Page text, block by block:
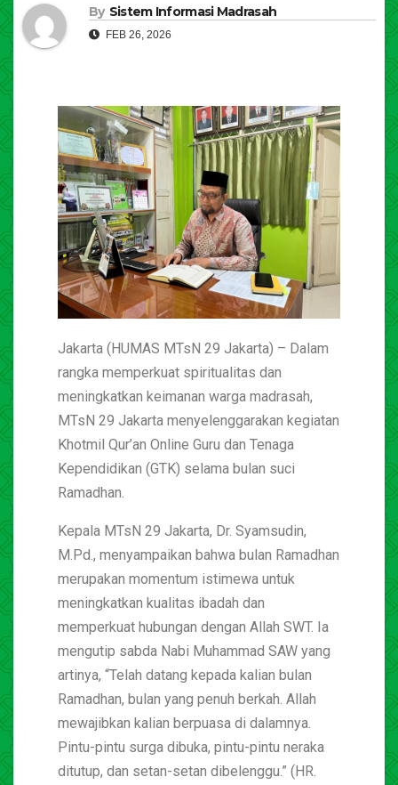
By Sistem Informasi Madrasah
FEB 26, 2026
Jakarta (HUMAS MTsN 29 Jakarta) – Dalam
rangka memperkuat spiritualitas dan
meningkatkan keimanan warga madrasah,
MTsN 29 Jakarta menyelenggarakan kegiatan
Khotmil Qur’an Online Guru dan Tenaga
Kependidikan (GTK) selama bulan suci
Ramadhan.
Kepala MTsN 29 Jakarta, Dr. Syamsudin,
M.Pd., menyampaikan bahwa bulan Ramadhan
merupakan momentum istimewa untuk
meningkatkan kualitas ibadah dan
memperkuat hubungan dengan Allah SWT. Ia
mengutip sabda Nabi Muhammad SAW yang
artinya, “Telah datang kepada kalian bulan
Ramadhan, bulan yang penuh berkah. Allah
mewajibkan kalian berpuasa di dalamnya.
Pintu-pintu surga dibuka, pintu-pintu neraka
ditutup, dan setan-setan dibelenggu.” (HR.